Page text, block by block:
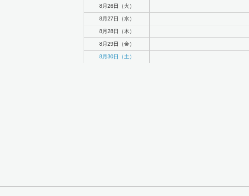
8月26日（火）
8月27日（水）
8月28日（木）
8月29日（金）
8月30日（土）